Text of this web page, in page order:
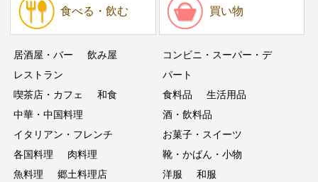
食べる・飲む
居酒屋・バー
飲み屋
レストラン
喫茶店・カフェ
和食
中華・中国料理
イタリアン・フレンチ
各国料理
肉料理
魚料理
郷土料理店
買い物
コンビニ・スーパー・デ
パート
食料品
生活用品
酒・飲料品
お菓子・スイーツ
靴・かばん・小物
洋服
和服